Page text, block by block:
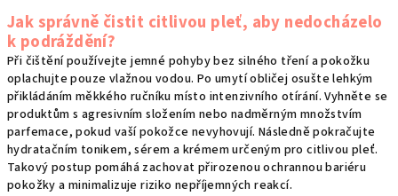
Jak správně čistit citlivou pleť, aby nedocházelo
k podráždění?
Při čištění používejte jemné pohyby bez silného tření a pokožku
oplachujte pouze vlažnou vodou. Po umytí obličej osušte lehkým
přikládáním měkkého ručníku místo intenzivního otírání. Vyhněte se
produktům s agresivním složením nebo nadměrným množstvím
parfemace, pokud vaší pokožce nevyhovují. Následně pokračujte
hydratačním tonikem, sérem a krémem určeným pro citlivou pleť.
Takový postup pomáhá zachovat přirozenou ochrannou bariéru
pokožky a minimalizuje riziko nepříjemných reakcí.